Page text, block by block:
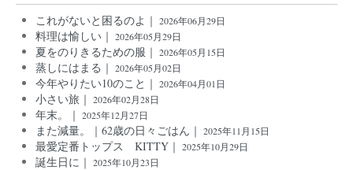
これがないと困るのよ｜ 2026年06月29日
料理は愉しい｜ 2026年05月29日
夏をのりきるための服｜ 2026年05月15日
蒸しにはまる｜ 2026年05月02日
今年やりたい10のこと｜ 2026年04月01日
小さい旅｜ 2026年02月28日
年末。｜ 2025年12月27日
また減量。｜62歳の日々ごはん｜ 2025年11月15日
最愛定番トップス KITTY｜ 2025年10月29日
誕生日に｜ 2025年10月23日